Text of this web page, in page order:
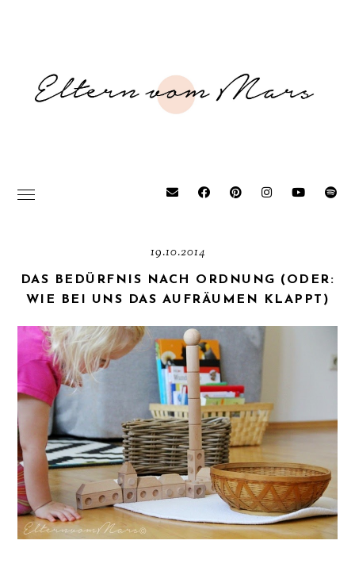
19.10.2014
DAS BEDÜRFNIS NACH ORDNUNG (ODER:
WIE BEI UNS DAS AUFRÄUMEN KLAPPT)